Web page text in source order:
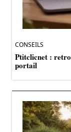
CONSEILS
Ptitclicnet :
portail